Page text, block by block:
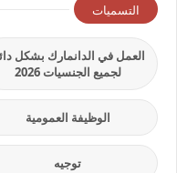
التسميات
العمل في الدانمارك بشكل
لجميع الجنسيات 2026
الوظيفة العمومية
توجيه